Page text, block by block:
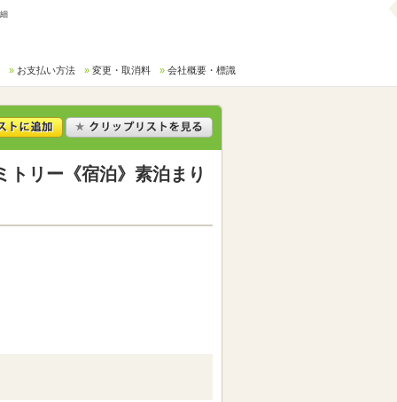
お支払い方法 変更・取消料 会社概要・標識
リー《宿泊》素泊まり